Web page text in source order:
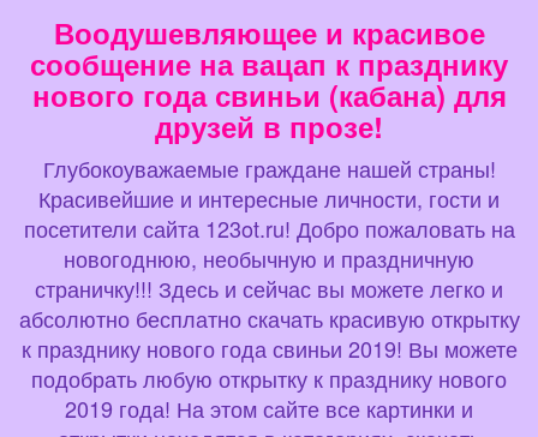
Воодушевляющее и красивое
сообщение на вацап к празднику
нового года свиньи (кабана) для
друзей в прозе!
Глубокоуважаемые граждане нашей страны!
Красивейшие и интересные личности, гости и
посетители сайта 123ot.ru! Добро пожаловать на
новогоднюю, необычную и праздничную
страничку!!! Здесь и сейчас вы можете легко и
абсолютно бесплатно скачать красивую открытку
к празднику нового года свиньи 2019! Вы можете
подобрать любую открытку к празднику нового
2019 года! На этом сайте все картинки и